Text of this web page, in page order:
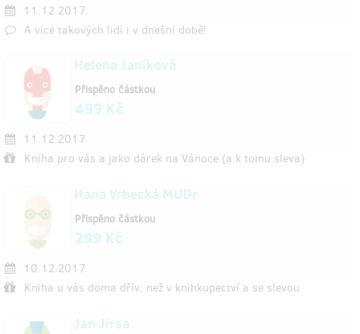
11.12.2017
A více takových lidí i v dnešní době!
Helena Janíková
11.12.2017
Kniha pro vás a jako dárek na Vánoce (a k tomu sleva)
Přispěno částkou
499 Kč
Hana Vrbecká MUDr
10.12.2017
Kniha u vás doma dřív, než v knihkupectví a se slevou
Přispěno částkou
299 Kč
Jan Jirsa